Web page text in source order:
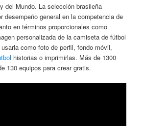
del Mundo. La selección brasileña
desempeño general en la competencia de
en términos proporcionales como
personalizada de la camiseta de fútbol
como foto de perfil, fondo móvil,
historias o imprimirlas. Más de 1300
130 equipos para crear gratis.